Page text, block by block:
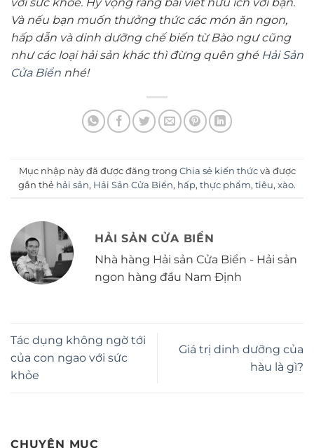
với sức khỏe. Hy vọng rằng bài viết hữu ích với bạn.
Và nếu bạn muốn thưởng thức các món ăn ngon,
hấp dẫn và dinh dưỡng chế biến từ Bào ngư cũng
như các loại hải sản khác thì đừng quên ghé Hải Sản
Cửa Biển nhé!
Mục nhập này đã được đăng trong Chia sẻ kiến thứcvà được
gắn thẻ hải sản, Hải Sản Cửa Biển, hấp, thực phẩm, tiêu, xào.
HẢI SẢN CỬA BIỂN
Nhà hàng Hải sản Cửa Biển - Hải sản
ngon hàng đầu Nam Định
Tác dụng không ngờ tới
của con ngao với sức
khỏe
Giá trị dinh dưỡng của
hàu là gì?
CHUYÊN MỤC